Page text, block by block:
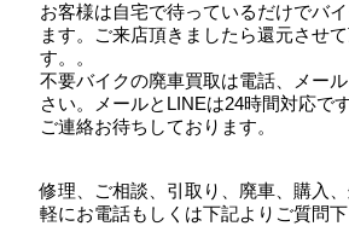
お客様は自宅で待っているだけでバ
ます。ご来店頂きましたら還元させ
す。。
不要バイクの廃車買取は電話、メー
さい。メールとLINEは24時間対応です
ご連絡お待ちしております。
修理、ご相談、引取り、廃車、購入
軽にお電話もしくは下記よりご質問